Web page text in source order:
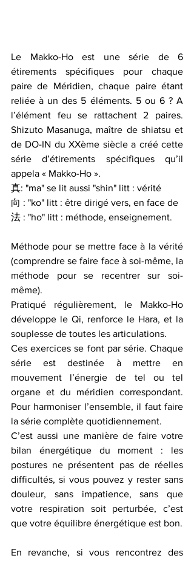
Le Makko-Ho est une série de 6
étirements spécifiques pour chaque
paire de Méridien, chaque paire étant
reliée à un des 5 éléments. 5 ou 6 ? A
l’élément feu se rattachent 2 paires.
Shizuto Masanuga, maître de shiatsu et
de DO-IN du XXème siècle a créé cette
série d’étirements spécifiques qu’il
appela « Makko-Ho ».
真: "ma" se lit aussi "shin" litt : vérité
向 : "ko" litt : être dirigé vers, en face de
法 : "ho" litt : méthode, enseignement.
Méthode pour se mettre face à la vérité
(comprendre se faire face à soi-même, la
méthode pour se recentrer sur soi-
même).
Pratiqué régulièrement, le Makko-Ho
développe le Qi, renforce le Hara, et la
souplesse de toutes les articulations.
Ces exercices se font par série. Chaque
série est destinée à mettre en
mouvement l’énergie de tel ou tel
organe et du méridien correspondant.
Pour harmoniser l’ensemble, il faut faire
la série complète quotidiennement.
C’est aussi une manière de faire votre
bilan énergétique du moment : les
postures ne présentent pas de réelles
difficultés, si vous pouvez y rester sans
douleur, sans impatience, sans que
votre respiration soit perturbée, c’est
En revanche, si vous rencontrez des